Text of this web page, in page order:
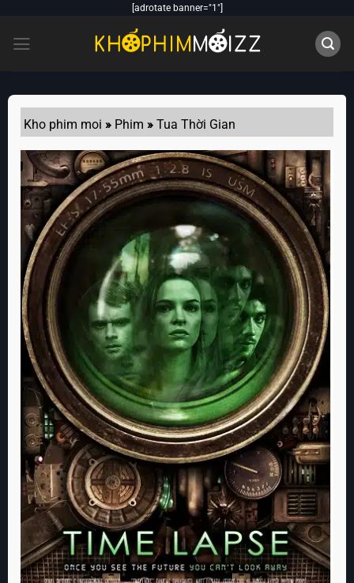
content
[adrotate banner="1"]
Kho phim moi » Phim »Tua Thời Gian